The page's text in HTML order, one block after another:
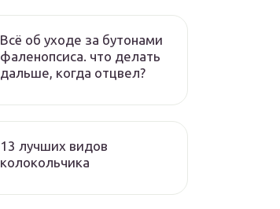
Всё об уходе за бутонами
фаленопсиса. что делать
дальше, когда отцвел?
13 лучших видов
колокольчика